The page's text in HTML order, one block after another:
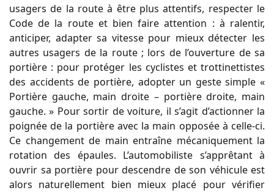
usagers de la route à être plus attentifs, respecter le
Code de la route et bien faire attention : à ralentir,
anticiper, adapter sa vitesse pour mieux détecter les
autres usagers de la route ; lors de l’ouverture de sa
portière : pour protéger les cyclistes et trottinettistes
des accidents de portière, adopter un geste simple «
Portière gauche, main droite – portière droite, main
gauche. » Pour sortir de voiture, il s’agit d’actionner la
poignée de la portière avec la main opposée à celle-ci.
Ce changement de main entraîne mécaniquement la
rotation des épaules. L’automobiliste s’apprêtant à
ouvrir sa portière pour descendre de son véhicule est
alors naturellement bien mieux placé pour vérifier